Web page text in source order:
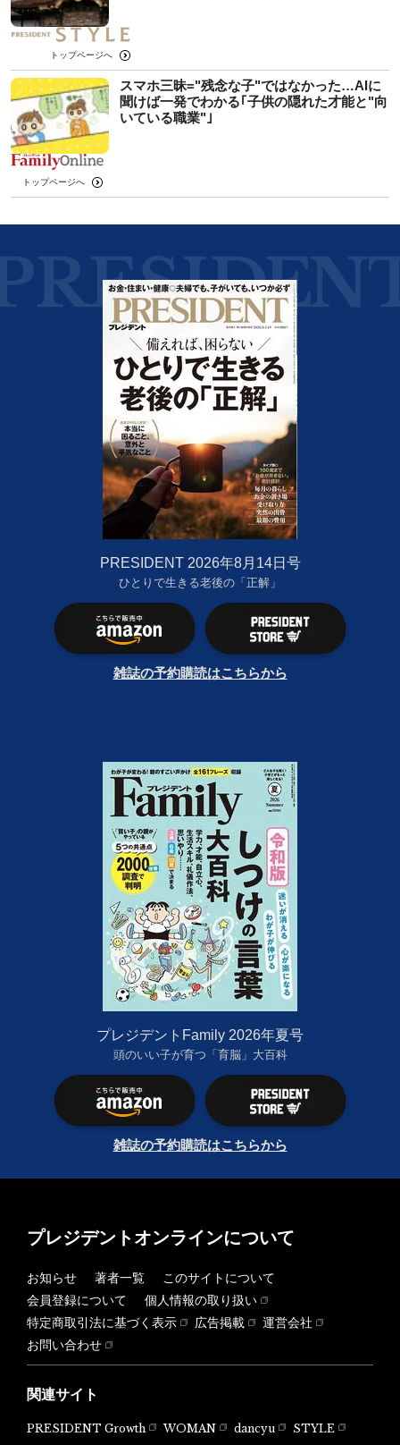
トップページへ
スマホ三昧="残念な子"ではなかった…AIに
聞けば一発でわかる｢子供の隠れた才能と"向
いている職業"｣
トップページへ
PRESIDENT 2026年8月14日号
ひとりで生きる老後の「正解」
雑誌の予約購読はこちらから
プレジデントFamily 2026年夏号
頭のいい子が育つ「育脳」大百科
雑誌の予約購読はこちらから
プレジデントオンラインについて
お知らせ 著者一覧
このサイトについて
会員登録について
個人情報の取り扱い
特定商取引法に基づく表示
広告掲載
運営会社
お問い合わせ
関連サイト
PRESIDENT Growth WOMAN dancyu
STYLE